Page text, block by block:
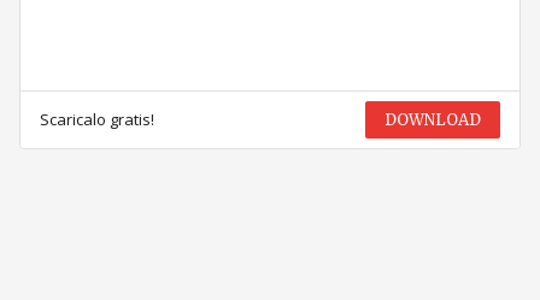
Scaricalo gratis! DOWNLOAD